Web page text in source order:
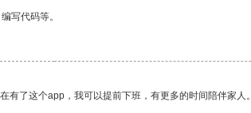
写代码等。
了这个app，我可以提前下班，有更多的时间陪伴家人。